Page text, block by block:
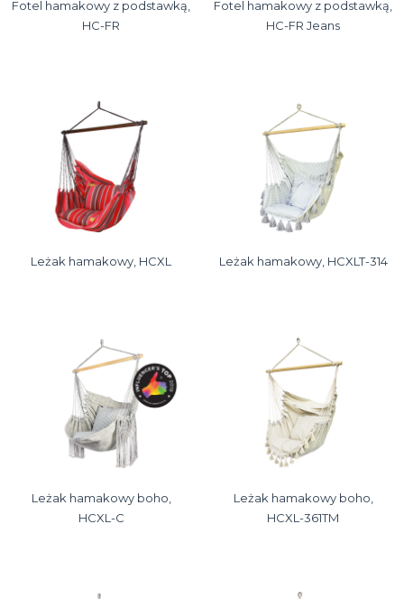
Fotel hamakowy z podstawką,
HC-FR
Fotel hamakowy z podstawką,
HC-FR Jeans
Leżak hamakowy, HCXL Leżak hamakowy, HCXLT-314
Leżak hamakowy boho,
HCXL-C
Leżak hamakowy boho,
HCXL-361TM